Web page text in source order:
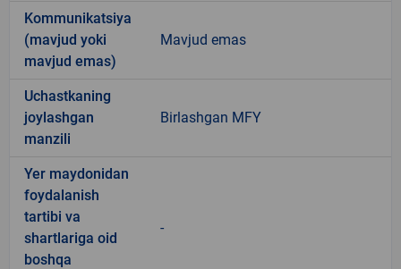
Kommunikatsiya
(mavjud yoki
mavjud emas)
Mavjud emas
Uchastkaning
joylashgan
manzili
Birlashgan MFY
Yer maydonidan
foydalanish
tartibi va
shartlariga oid
boshqa
-